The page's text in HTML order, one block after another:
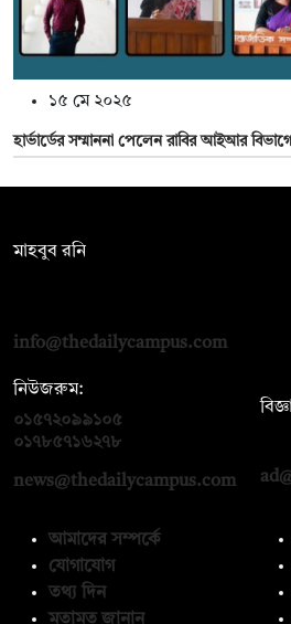
১৫ মে ২০২৫
হার্ভার্ডের সম্মাননা পেলেন রাবির আইআর
মাহবুব রনি
info@thedailycampus.com
নিউজরুম:
০১৫৭২০৯৯১০৫
০১৭৮৫৭১৬২৭৮
news@thedailycampus.com
আমাদের সম্পর্কে
যোগাযোগ
তথ্য দিন
মতামত জানান